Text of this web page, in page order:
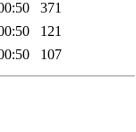
371
121
107